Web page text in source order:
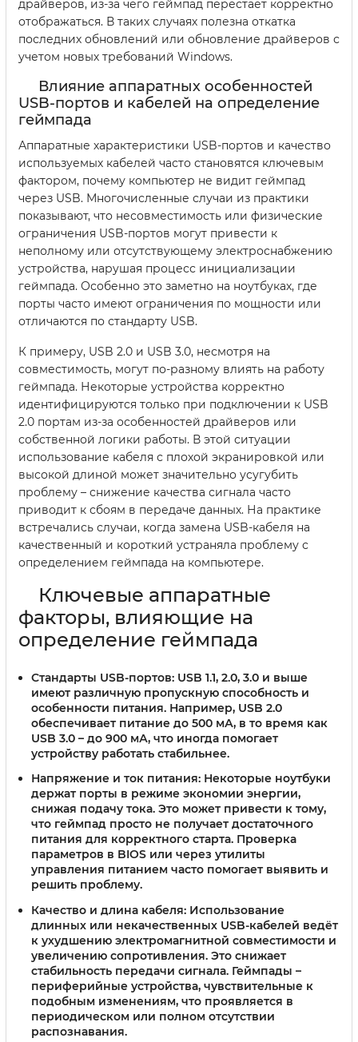
драйверов, из-за чего геймпад перестает корректно
отображаться. В таких случаях полезна откатка
последних обновлений или обновление драйверов с
учетом новых требований Windows.
Влияние аппаратных особенностей
USB-портов и кабелей на определение
геймпада
Аппаратные характеристики USB-портов и качество
используемых кабелей часто становятся ключевым
фактором, почему компьютер не видит геймпад
через USB. Многочисленные случаи из практики
показывают, что несовместимость или физические
ограничения USB-портов могут привести к
неполному или отсутствующему электроснабжению
устройства, нарушая процесс инициализации
геймпада. Особенно это заметно на ноутбуках, где
порты часто имеют ограничения по мощности или
отличаются по стандарту USB.
К примеру, USB 2.0 и USB 3.0, несмотря на
совместимость, могут по-разному влиять на работу
геймпада. Некоторые устройства корректно
идентифицируются только при подключении к USB
2.0 портам из-за особенностей драйверов или
собственной логики работы. В этой ситуации
использование кабеля с плохой экранировкой или
высокой длиной может значительно усугубить
проблему – снижение качества сигнала часто
приводит к сбоям в передаче данных. На практике
встречались случаи, когда замена USB-кабеля на
качественный и короткий устраняла проблему с
определением геймпада на компьютере.
Ключевые аппаратные
факторы, влияющие на
определение геймпада
Стандарты USB-портов: USB 1.1, 2.0, 3.0 и выше
имеют различную пропускную способность и
особенности питания. Например, USB 2.0
обеспечивает питание до 500 мА, в то время как
USB 3.0 – до 900 мА, что иногда помогает
устройству работать стабильнее.
Напряжение и ток питания: Некоторые ноутбуки
держат порты в режиме экономии энергии,
снижая подачу тока. Это может привести к тому,
что геймпад просто не получает достаточного
питания для корректного старта. Проверка
параметров в BIOS или через утилиты
управления питанием часто помогает выявить и
решить проблему.
Качество и длина кабеля: Использование
длинных или некачественных USB-кабелей ведёт
к ухудшению электромагнитной совместимости и
увеличению сопротивления. Это снижает
стабильность передачи сигнала. Геймпады –
периферийные устройства, чувствительные к
подобным изменениям, что проявляется в
периодическом или полном отсутствии
распознавания.